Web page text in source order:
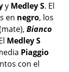
y Medley S. El
en negro, los
Bianco
Medley S
Piaggio
con el